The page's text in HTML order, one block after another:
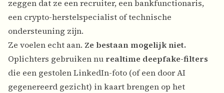
zeggen dat ze een recruiter, een bankfunctionaris,
een crypto-herstelspecialist of technische
ondersteuning zijn.
Ze voelen echt aan. Ze bestaan mogelijk niet.
Oplichters gebruiken nu realtime deepfake-filters
die een gestolen LinkedIn-foto (of een door AI
gegenereerd gezicht) in kaart brengen op het